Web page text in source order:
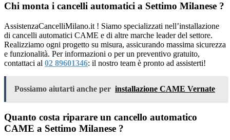
Chi monta i cancelli automatici a Settimo Milanese ?
AssistenzaCancelliMilano.it ! Siamo specializzati nell’installazione
di cancelli automatici CAME e di altre marche leader del settore.
Realizziamo ogni progetto su misura, assicurando massima sicurezza
e funzionalità. Per informazioni o per un preventivo gratuito,
contattaci al 02 89601346: il nostro team è pronto ad assisterti!
Possiamo aiutarti anche per installazione CAME Vernate
Quanto costa riparare un cancello automatico
CAME a Settimo Milanese ?